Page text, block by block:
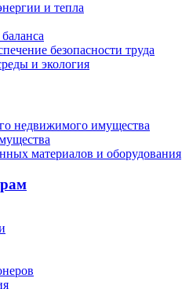
и тепла
безопасности труда
и экология
недвижимого имущества
материалов и оборудования